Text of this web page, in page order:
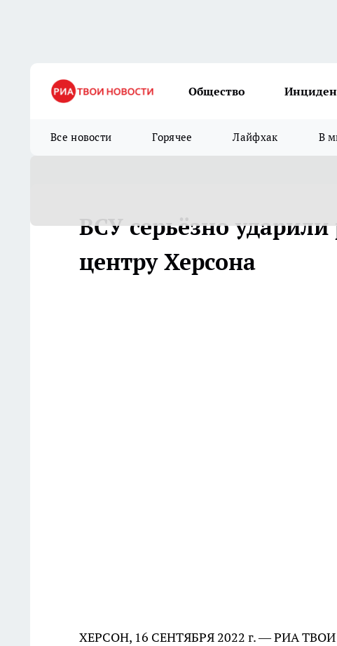
Общество
Все новости Горячее Лайфхак В
ВСУ серьёзно
центру Херсона
ХЕРСОН, 16 СЕНТЯБРЯ 2022 г. — РИА ТВОИ